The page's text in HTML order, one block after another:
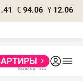
€ 94.06 ¥ 12.06